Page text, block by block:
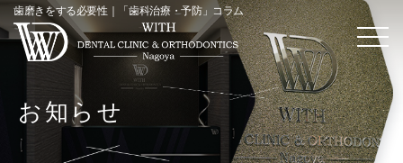
歯磨きをする必要性｜「歯科治療・予防」コラム
お知らせ